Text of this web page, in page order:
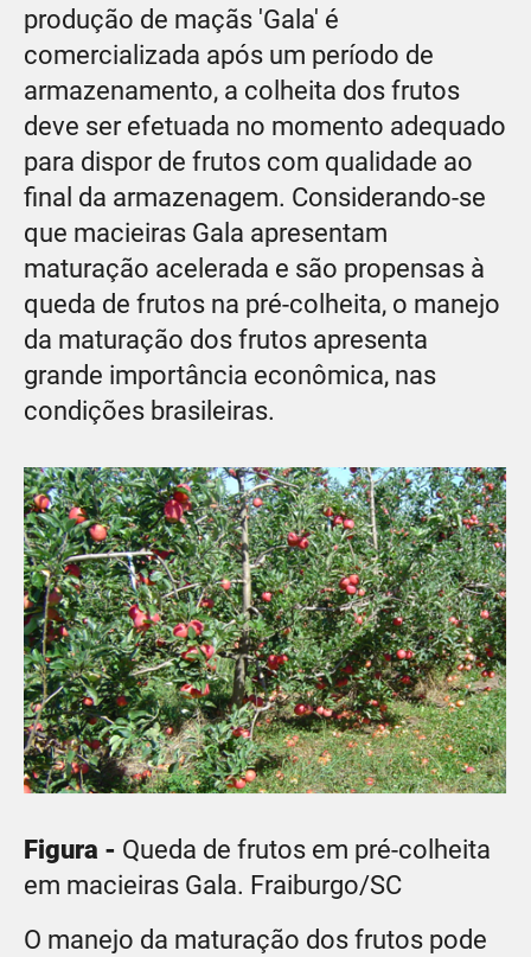
produção de maçãs 'Gala' é
comercializada após um período de
armazenamento, a colheita dos frutos
deve ser efetuada no momento adequado
para dispor de frutos com qualidade ao
final da armazenagem. Considerando-se
que macieiras Gala apresentam
maturação acelerada e são propensas à
queda de frutos na pré-colheita, o manejo
da maturação dos frutos apresenta
grande importância econômica, nas
condições brasileiras.
Figura - Queda de frutos em pré-colheita
em macieiras Gala. Fraiburgo/SC
O manejo da maturação dos frutos pode